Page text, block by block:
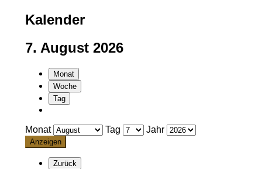
Kalender
7. August 2026
Monat
Woche
Tag
Monat Tag Jahr
Zurück